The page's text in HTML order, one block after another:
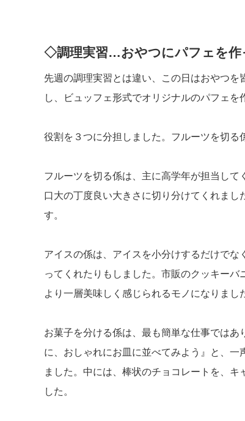
◇調理実習…おやつにパフェを作
先週の調理実習とは違い、この日はおやつ
し、ビュッフェ形式でオリジナルのパフェを
役割を３つに分担しました。フルーツを切る
フルーツを切る係は、主に高学年が担当し
口大の丁度良い大きさに切り分けてくれま
す。
アイスの係は、アイスを小分けするだけで
ってくれたりもしました。市販のクッキーバ
より一層美味しく感じられるモノになりまし
お菓子を分ける係は、最も簡単な仕事では
に、おしゃれにお皿に並べてみよう』と、
ました。中には、棒状のチョコレートを、
した。